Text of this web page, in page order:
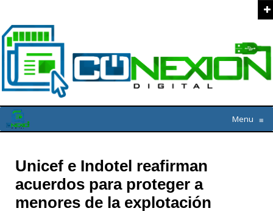
Menu ≡
Unicef e Indotel reafirman
acuerdos para proteger a
menores de la explotación